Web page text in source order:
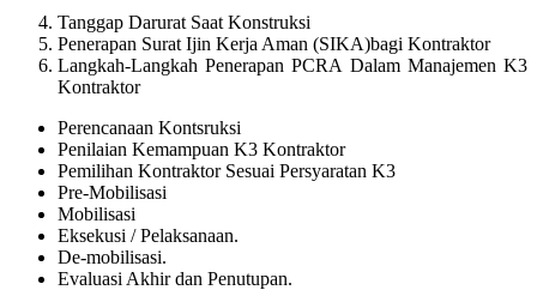
Tanggap Darurat Saat Konstruksi
Penerapan Surat Ijin Kerja Aman (SIKA)bagi Kontraktor
Langkah-Langkah Penerapan PCRA Dalam Manajemen K3
Kontraktor
Perencanaan Kontsruksi
Penilaian Kemampuan K3 Kontraktor
Pemilihan Kontraktor Sesuai Persyaratan K3
Pre-Mobilisasi
Mobilisasi
Eksekusi / Pelaksanaan.
De-mobilisasi.
Evaluasi Akhir dan Penutupan.